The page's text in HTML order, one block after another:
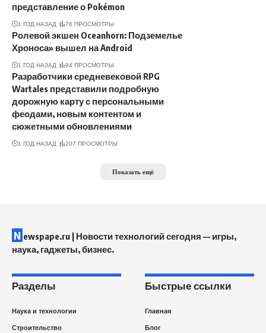
представление о Pokémon
1 ГОД НАЗАД 76 ПРОСМОТРЫ
Ролевой экшен Oceanhorn: Подземелье
Хроноса» вышел на Android
1 ГОД НАЗАД 94 ПРОСМОТРЫ
Разработчики средневековой RPG
Wartales представили подробную
дорожную карту с персональными
феодами, новым контентом и
сюжетными обновлениями
1 ГОД НАЗАД 207 ПРОСМОТРЫ
Показать ещё
N ewspape.ru | Новости технологий сегодня — игры,
наука, гаджеты, бизнес.
Разделы
Наука и технологии
Строительство
Быстрые ссылки
Главная
Блог